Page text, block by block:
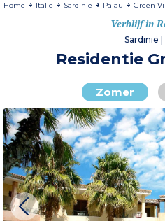
Home Italië Sardinië Palau Green
Verblijf in
Sardinië |
Residentie
Zomer